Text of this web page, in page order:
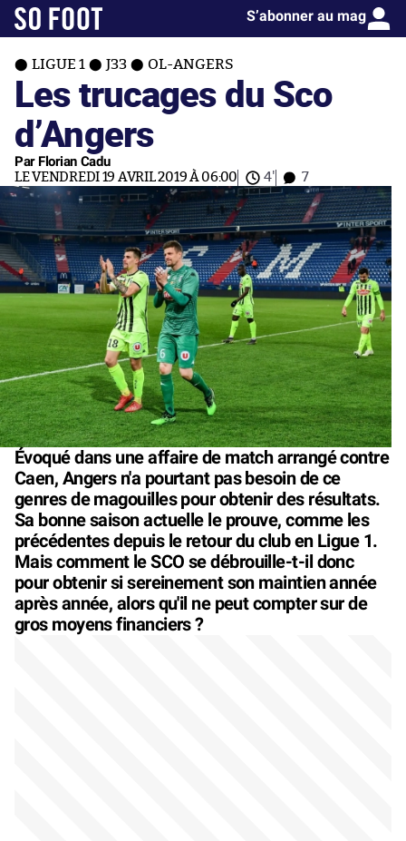
S’abonner au mag
LIGUE 1 J33 OL-ANGERS
Les trucages du Sco
d’Angers
Par Florian Cadu
LE VENDREDI 19 AVRIL 2019 À 06:00 4' 7
Évoqué dans une affaire de match arrangé contre
Caen, Angers n'a pourtant pas besoin de ce
genres de magouilles pour obtenir des résultats.
Sa bonne saison actuelle le prouve, comme les
précédentes depuis le retour du club en Ligue 1.
Mais comment le SCO se débrouille-t-il donc
pour obtenir si sereinement son maintien année
après année, alors qu'il ne peut compter sur de
gros moyens financiers ?